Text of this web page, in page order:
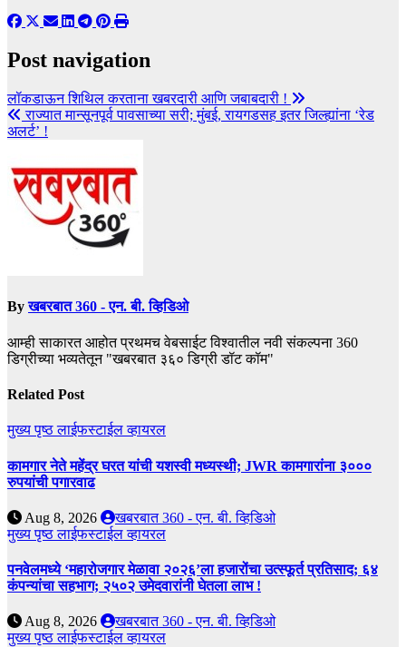
Post navigation
लॉकडाऊन शिथिल करताना खबरदारी आणि जबाबदारी !
राज्यात मान्सूनपूर्व पावसाच्या सरी; मुंबई, रायगडसह इतर जिल्ह्यांना ‘रेड
अलर्ट’ !
Byखबरबात 360 - एन. बी. व्हिडिओ
आम्ही साकारत आहोत प्रथमच वेबसाईट विश्वातील नवी संकल्पना 360
डिग्रीच्या भव्यतेतून "खबरबात ३६० डिग्री डॉट कॉम"
Related Post
मुख्य पृष्ठलाईफस्टाईलव्हायरल
कामगार नेते महेंद्र घरत यांची यशस्वी मध्यस्थी; JWR कामगारांना ३०००
रुपयांची पगारवाढ
Aug 8, 2026
खबरबात 360 - एन. बी. व्हिडिओ
मुख्य पृष्ठलाईफस्टाईलव्हायरल
पनवेलमध्ये ‘महारोजगार मेळावा २०२६’ला हजारोंचा उत्स्फूर्त प्रतिसाद; ६४
कंपन्यांचा सहभाग; २५०२ उमेदवारांनी घेतला लाभ !
Aug 8, 2026
खबरबात 360 - एन. बी. व्हिडिओ
मुख्य पृष्ठलाईफस्टाईलव्हायरल